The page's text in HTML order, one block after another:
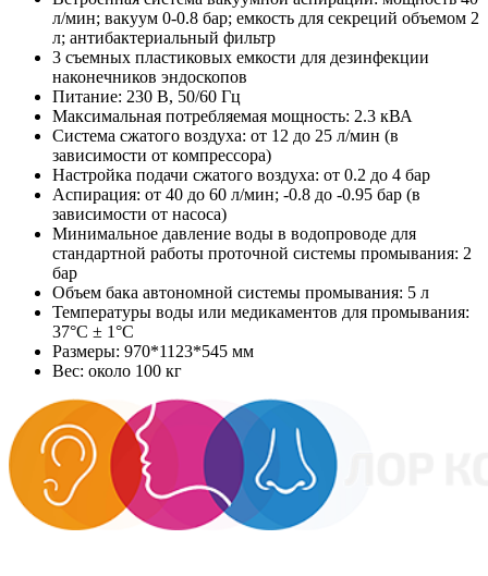
л/мин; вакуум 0-0.8 бар; емкость для секреций объемом 2
л; антибактериальный фильтр
3 съемных пластиковых емкости для дезинфекции
наконечников эндоскопов
Питание: 230 В, 50/60 Гц
Максимальная потребляемая мощность: 2.3 кВА
Система сжатого воздуха: от 12 до 25 л/мин (в
зависимости от компрессора)
Настройка подачи сжатого воздуха: от 0.2 до 4 бар
Аспирация: от 40 до 60 л/мин; -0.8 до -0.95 бар (в
зависимости от насоса)
Минимальное давление воды в водопроводе для
стандартной работы проточной системы промывания: 2
бар
Объем бака автономной системы промывания: 5 л
Температуры воды или медикаментов для промывания:
37°C ± 1°С
Размеры: 970*1123*545 мм
Вес: около 100 кг